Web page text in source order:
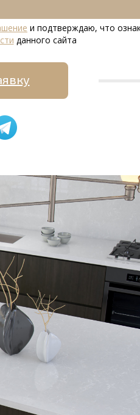
и подтверждаю, что
данного сайта